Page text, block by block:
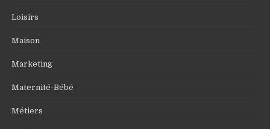
Loisirs
Maison
Marketing
Maternité-Bébé
Métiers